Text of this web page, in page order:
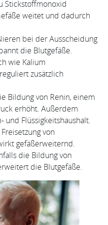
Stickstoffmonoxid
weitet und dadurch
bei der Ausscheidung
die Blutgefäße.
wie Kalium
zusätzlich
Bildung von Renin, einem
erhöht. Außerdem
und Flüssigkeitshaushalt.
von
gefäßerweiternd.
die Bildung von
die Blutgefäße.